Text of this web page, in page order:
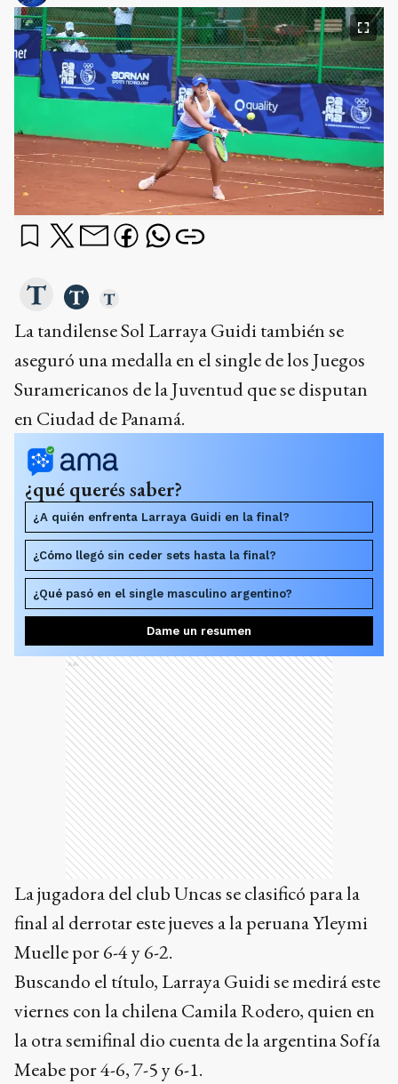
La tandilense Sol Larraya Guidi también se
aseguró una medalla en el single de los Juegos
Suramericanos de la Juventud que se disputan
en Ciudad de Panamá.
¿qué querés saber?
¿A quién enfrenta Larraya Guidi en la final?
¿Cómo llegó sin ceder sets hasta la final?
¿Qué pasó en el single masculino argentino?
Dame un resumen
Ads
La jugadora del club Uncas se clasificó para la
final al derrotar este jueves a la peruana Yleymi
Muelle por 6-4 y 6-2.
Buscando el título, Larraya Guidi se medirá este
viernes con la chilena Camila Rodero, quien en
la otra semifinal dio cuenta de la argentina Sofía
Meabe por 4-6, 7-5 y 6-1.